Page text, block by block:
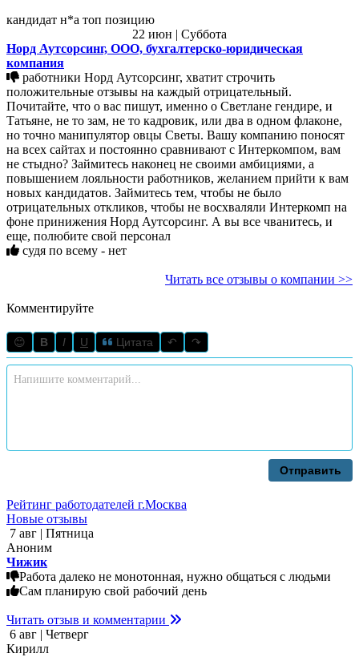
кандидат н*а топ позицию
22 июн | Суббота
Норд Аутсорсинг, ООО, бухгалтерско-юридическая
компания
положительные отзывы на каждый отрицательный.
Почитайте, что о вас пишут, именно о Светлане гендире, и
Татьяне, не то зам, не то кадровик, или два в одном флаконе,
но точно манипулятор овцы Светы. Вашу компанию поносят
на всех сайтах и постоянно сравнивают с Интеркомпом, вам
не стыдно? Займитесь наконец не своими амбициями, а
повышением лояльности работников, желанием прийти к вам
новых кандидатов. Займитесь тем, чтобы не было
отрицательных откликов, чтобы не восхваляли Интеркомп на
фоне принижения Норд Аутсорсинг. А вы все чванитесь, и
еще, полюбите свой персонал
судя по всему - нет
Читать все отзывы о компании >>
Комментируйте
😊 B I U Цитата ↶ ↷
Отправить
Рейтинг работодателей г.Москва
Новые отзывы
7 авг | Пятница
Аноним
Чижик
Работа далеко не монотонная, нужно общаться с людьми
Сам планирую свой рабочий день
Читать отзыв и комментарии
6 авг | Четверг
Кирилл